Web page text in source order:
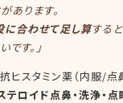
あります。
に合わせて足し算する
です。」
ヒスタミン薬（内服/点
テロイド点鼻・洗浄・点